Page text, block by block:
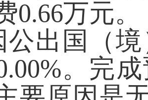
0.66万元。
公出国（
%。完